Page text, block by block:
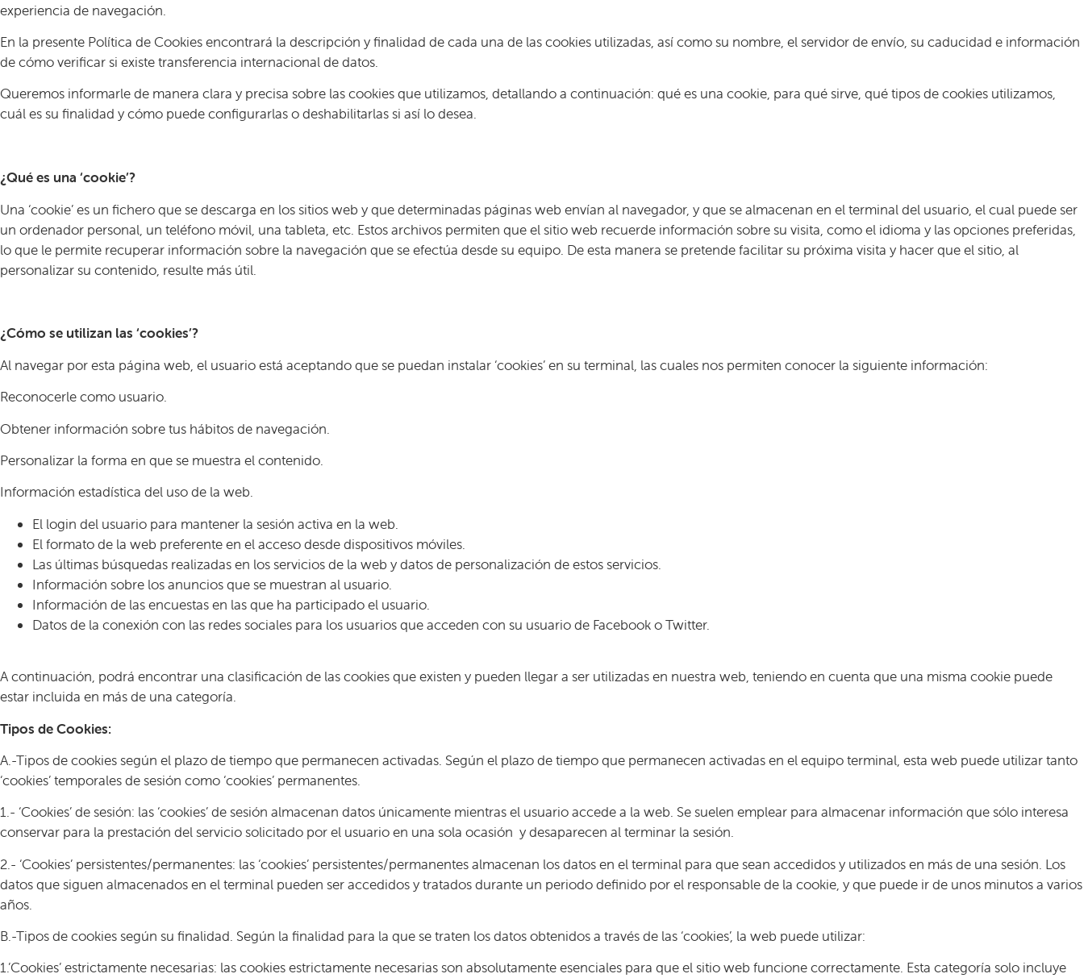
experiencia de navegación.
En la presente Política de Cookies encontrará la descripción y finalidad de cada una de las cookies utilizadas, así como su nombre, el servidor de envío, su caducidad e información
de cómo verificar si existe transferencia internacional de datos.
Queremos informarle de manera clara y precisa sobre las cookies que utilizamos, detallando a continuación: qué es una cookie, para qué sirve, qué tipos de cookies utilizamos,
cuál es su finalidad y cómo puede configurarlas o deshabilitarlas si así lo desea.
¿Qué es una ‘cookie’?
Una ‘cookie’ es un fichero que se descarga en los sitios web y que determinadas páginas web envían al navegador, y que se almacenan en el terminal del usuario, el cual puede ser
un ordenador personal, un teléfono móvil, una tableta, etc. Estos archivos permiten que el sitio web recuerde información sobre su visita, como el idioma y las opciones preferidas,
lo que le permite recuperar información sobre la navegación que se efectúa desde su equipo. De esta manera se pretende facilitar su próxima visita y hacer que el sitio, al
personalizar su contenido, resulte más útil.
¿Cómo se utilizan las ‘cookies’?
Al navegar por esta página web, el usuario está aceptando que se puedan instalar ‘cookies’ en su terminal, las cuales nos permiten conocer la siguiente información:
Reconocerle como usuario.
Obtener información sobre tus hábitos de navegación.
Personalizar la forma en que se muestra el contenido.
Información estadística del uso de la web.
El login del usuario para mantener la sesión activa en la web.
El formato de la web preferente en el acceso desde dispositivos móviles.
Las últimas búsquedas realizadas en los servicios de la web y datos de personalización de estos servicios.
Información sobre los anuncios que se muestran al usuario.
Información de las encuestas en las que ha participado el usuario.
Datos de la conexión con las redes sociales para los usuarios que acceden con su usuario de Facebook o Twitter.
A continuación, podrá encontrar una clasificación de las cookies que existen y pueden llegar a ser utilizadas en nuestra web, teniendo en cuenta que una misma cookie puede
estar incluida en más de una categoría.
Tipos de Cookies:
A.-Tipos de cookies según el plazo de tiempo que permanecen activadas. Según el plazo de tiempo que permanecen activadas en el equipo terminal, esta web puede utilizar tanto
‘cookies’ temporales de sesión como ‘cookies’ permanentes.
1.- ‘Cookies’ de sesión: las ‘cookies’ de sesión almacenan datos únicamente mientras el usuario accede a la web. Se suelen emplear para almacenar información que sólo interesa
conservar para la prestación del servicio solicitado por el usuario en una sola ocasión y desaparecen al terminar la sesión.
2.- ‘Cookies’ persistentes/permanentes: las ‘cookies’ persistentes/permanentes almacenan los datos en el terminal para que sean accedidos y utilizados en más de una sesión. Los
datos que siguen almacenados en el terminal pueden ser accedidos y tratados durante un periodo definido por el responsable de la cookie, y que puede ir de unos minutos a varios
años.
B.-Tipos de cookies según su finalidad. Según la finalidad para la que se traten los datos obtenidos a través de las ‘cookies’, la web puede utilizar:
1.’Cookies’ estrictamente necesarias: las cookies estrictamente necesarias son absolutamente esenciales para que el sitio web funcione correctamente. Esta categoría solo incluye